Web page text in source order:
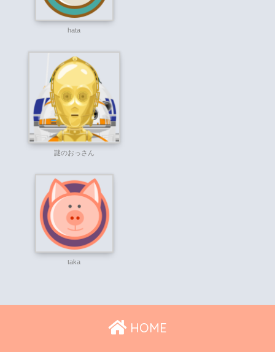
hata
謎のおっさん
taka
HOME